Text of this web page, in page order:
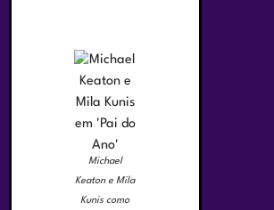
Michael
Keaton e Mila
Kunis como